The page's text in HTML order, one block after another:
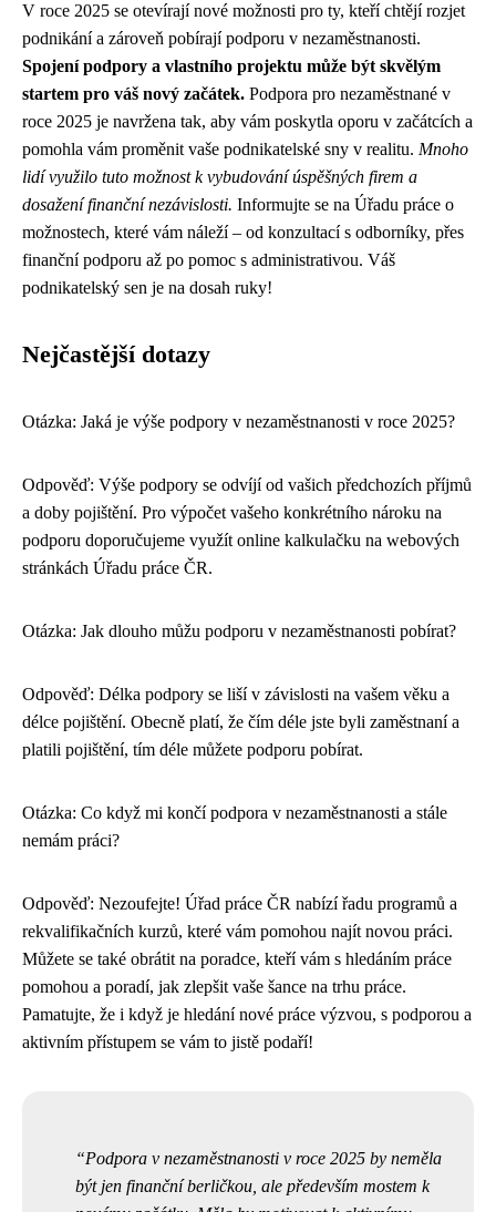
V roce 2025 se otevírají nové možnosti pro ty, kteří chtějí rozjet
podnikání a zároveň pobírají podporu v nezaměstnanosti.
Spojení podpory a vlastního projektu může být skvělým
startem pro váš nový začátek. Podpora pro nezaměstnané v
roce 2025 je navržena tak, aby vám poskytla oporu v začátcích a
pomohla vám proměnit vaše podnikatelské sny v realitu. Mnoho
lidí využilo tuto možnost k vybudování úspěšných firem a
dosažení finanční nezávislosti. Informujte se na Úřadu práce o
možnostech, které vám náleží – od konzultací s odborníky, přes
finanční podporu až po pomoc s administrativou. Váš
podnikatelský sen je na dosah ruky!
Nejčastější dotazy
Otázka: Jaká je výše podpory v nezaměstnanosti v roce 2025?
Odpověď: Výše podpory se odvíjí od vašich předchozích příjmů
a doby pojištění. Pro výpočet vašeho konkrétního nároku na
podporu doporučujeme využít online kalkulačku na webových
stránkách Úřadu práce ČR.
Otázka: Jak dlouho můžu podporu v nezaměstnanosti pobírat?
Odpověď: Délka podpory se liší v závislosti na vašem věku a
délce pojištění. Obecně platí, že čím déle jste byli zaměstnaní a
platili pojištění, tím déle můžete podporu pobírat.
Otázka: Co když mi končí podpora v nezaměstnanosti a stále
nemám práci?
Odpověď: Nezoufejte! Úřad práce ČR nabízí řadu programů a
rekvalifikačních kurzů, které vám pomohou najít novou práci.
Můžete se také obrátit na poradce, kteří vám s hledáním práce
pomohou a poradí, jak zlepšit vaše šance na trhu práce.
Pamatujte, že i když je hledání nové práce výzvou, s podporou a
aktivním přístupem se vám to jistě podaří!
Podpora v nezaměstnanosti v roce 2025 by neměla
být jen finanční berličkou, ale především mostem k